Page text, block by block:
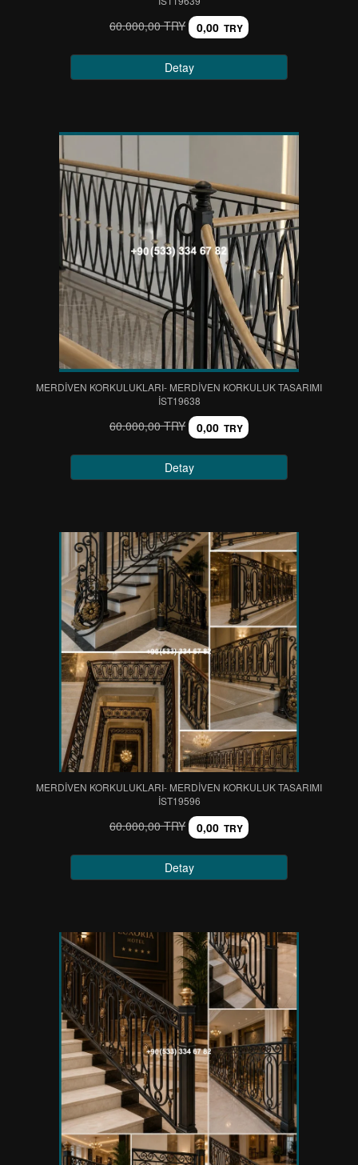
60.000,00 TRY 0,00 TRY
Detay
MERDİVEN KORKULUKLARI- MERDİVEN KORKULUK TASARIMI
IST19638
60.000,00 TRY 0,00 TRY
Detay
MERDİVEN KORKULUKLARI- MERDİVEN KORKULUK TASARIMI
IST19596
60.000,00 TRY 0,00 TRY
Detay